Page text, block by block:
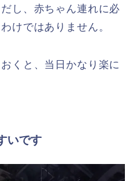
し、赤ちゃん連れに必
けではありません。
くと、当日かなり楽に
いです